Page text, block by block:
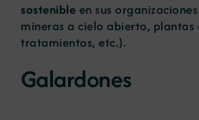
sostenible en sus
mineras a cielo abierto, plantas
tratamientos, etc.).
Galardones